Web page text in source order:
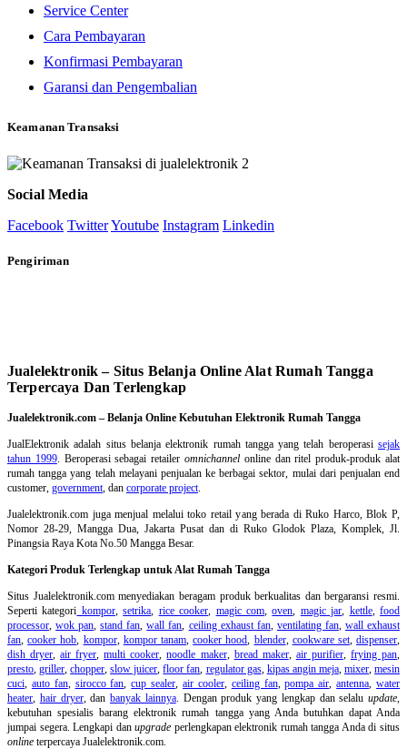
Service Center
Cara Pembayaran
Konfirmasi Pembayaran
Garansi dan Pengembalian
Keamanan Transaksi
Social Media
Facebook TwitterYoutube Instagram Linkedin
Pengiriman
Jualelektronik – Situs Belanja Online Alat Rumah Tangga
Terpercaya Dan Terlengkap
Jualelektronik.com – Belanja Online Kebutuhan Elektronik Rumah Tangga
JualElektronik adalah situs belanja elektronik rumah tanggayang telah beroperasisejak
tahun 1999. Beroperasi sebagai retaileromnichannel online dan ritel produk-produk alat
rumah tangga yang telah melayani penjualan ke berbagai sektor, mulai dari penjualan end
customer, government, dan corporate project.
Jualelektronik.com juga menjual melalui toko retail yang berada di Ruko Harco, Blok P,
Nomor 28-29, Mangga Dua, Jakarta Pusat dan di Ruko Glodok Plaza, Komplek, Jl.
Pinangsia Raya Kota No.50 Mangga Besar.
Kategori Produk Terlengkap untuk Alat Rumah Tangga
Situs Jualelektronik.com menyediakan beragam produk berkualitas dan bergaransi resmi.
Seperti kategori kompor,setrika, rice cooker, magic com,oven, magic jar, kettle,food
processor,wok pan,stand fan,wall fan, ceiling exhaust fan, ventilating fan, wall exhaust
fan,cooker hob, kompor, kompor tanam,cooker hood, blender, cookware set,dispenser,
dish dryer,air fryer,multi cooker,noodle maker, bread maker, air purifier, frying pan,
presto,griller,chopper,slow juicer,floor fan, regulator gas, kipas angin meja, mixer,mesin
cuci, auto fan, sirocco fan,cup sealer,air cooler, ceiling fan,pompa air,antenna,water
heater, hair dryer, dan banyak lainnya. Dengan produk yang lengkap dan selalu update,
kebutuhan spesialis barang elektronik rumah tangga yang Anda butuhkan dapat Anda
jumpai segera. Lengkapi danupgrade perlengkapan elektronik rumah tangga Anda di situs
online terpercaya Jualelektronik.com.